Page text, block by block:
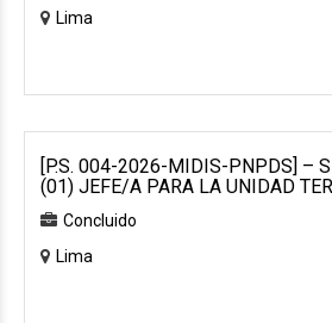
Lima
[P.S. 004-2026-MIDIS-PNPDS] –
(01) JEFE/A PARA LA UNIDAD
Concluido
Lima